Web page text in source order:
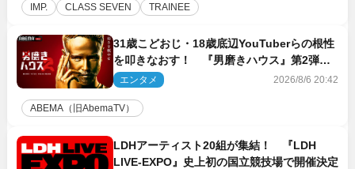
IMP. CLASS SEVEN TRAINEE
31歳こどおじ・18歳底辺YouTuberらの根性
を叩きなおす！ 『男磨きハウス』第2弾コ
ーチ陣発表
エンタメ 2026/8/6 20:42
ABEMA（旧AbemaTV）
LDHアーティスト20組が集結！ 『LDH
LIVE‐EXPO』史上初の国立競技場で開催決定